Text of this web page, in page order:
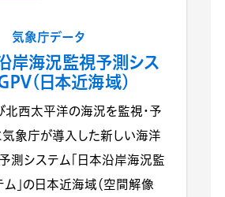
気象庁データ
岸海況監視予測シス
日本近海域)
北西太平洋の海況を監視・予
象庁が導入した新しい海洋
測システム「日本沿岸海況監
」の日本近海域（空間解像